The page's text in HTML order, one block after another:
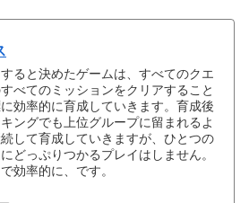
ると決めたゲームは、すべてのクエ
べてのミッションをクリアすること
効率的に育成していきます。育成後
ングでも上位グループに留まれるよ
して育成していきますが、ひとつの
どっぷりつかるプレイはしません。
効率的に、です。